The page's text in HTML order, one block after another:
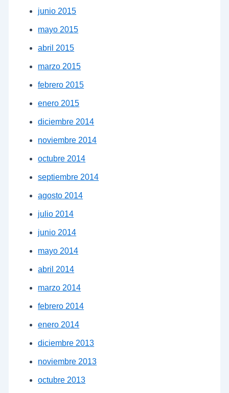
junio 2015
mayo 2015
abril 2015
marzo 2015
febrero 2015
enero 2015
diciembre 2014
noviembre 2014
octubre 2014
septiembre 2014
agosto 2014
julio 2014
junio 2014
mayo 2014
abril 2014
marzo 2014
febrero 2014
enero 2014
diciembre 2013
noviembre 2013
octubre 2013